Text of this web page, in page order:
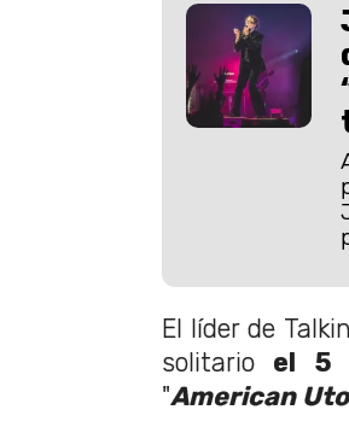
El líder de
solitario el 5
"American